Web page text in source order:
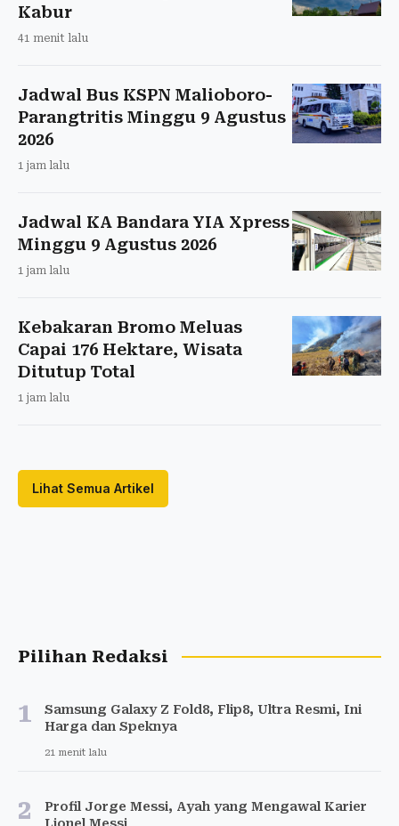
Kabur
41 menit lalu
Jadwal Bus KSPN Malioboro-
Parangtritis Minggu 9 Agustus
2026
1 jam lalu
Jadwal KA Bandara YIA Xpress
Minggu 9 Agustus 2026
1 jam lalu
Kebakaran Bromo Meluas
Capai 176 Hektare, Wisata
Ditutup Total
1 jam lalu
Lihat Semua Artikel
Pilihan Redaksi
1
Samsung Galaxy Z Fold8, Flip8, Ultra Resmi, Ini
Harga dan Speknya
21 menit lalu
2
Profil Jorge Messi, Ayah yang Mengawal Karier
Lionel Messi